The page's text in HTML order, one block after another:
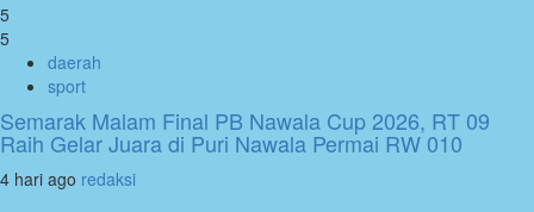
5
5
daerah
sport
Semarak Malam Final PB Nawala Cup 2026, RT 09
Raih Gelar Juara di Puri Nawala Permai RW 010
4 hari ago redaksi